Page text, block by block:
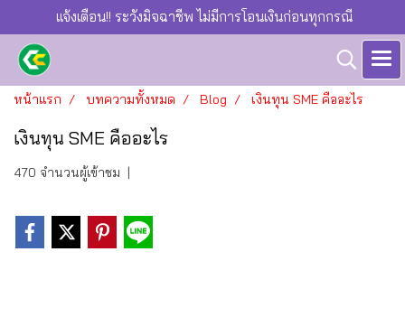
แจ้งเตือน!! ระวังมิจฉาชีพ ไม่มีการโอนเงินก่อนทุกกรณี
หน้าแรก บทความทั้งหมด Blog เงินทุน SME คืออะไร
เงินทุน SME คืออะไร
470 จำนวนผู้เข้าชม |